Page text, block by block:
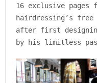
16 exclusive pages
hairdressing’s
after first
by his limitless